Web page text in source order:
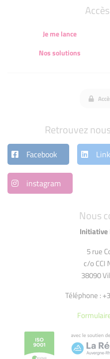
Nous
Initiative
5 rue
c/o CCI
38090
Téléphone :
Je me lance
Nos solutions
Retrouvez
Facebook
instagram